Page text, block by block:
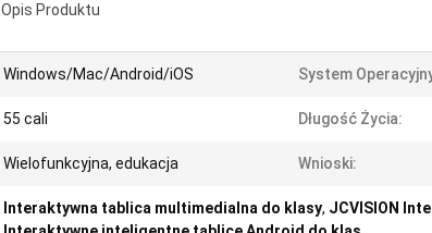
Opis Produktu
Windows/Mac/Android/iOS System
55 cali Długość Życia:
Wielofunkcyjna, edukacja Wnioski:
Interaktywna tablica multimedialna do klasy, JCVISION